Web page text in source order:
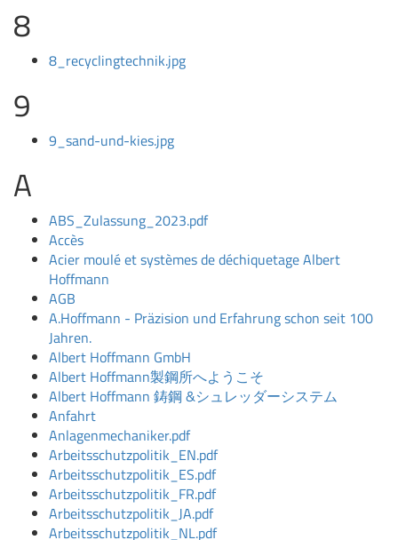
8
8_recyclingtechnik.jpg
9
9_sand-und-kies.jpg
A
ABS_Zulassung_2023.pdf
Accès
Acier moulé et systèmes de déchiquetage Albert
Hoffmann
AGB
A.Hoffmann - Präzision und Erfahrung schon seit 100
Jahren.
Albert Hoffmann GmbH
Albert Hoffmann製鋼所へようこそ
Albert Hoffmann 鋳鋼 &シュレッダーシステム
Anfahrt
Anlagenmechaniker.pdf
Arbeitsschutzpolitik_EN.pdf
Arbeitsschutzpolitik_ES.pdf
Arbeitsschutzpolitik_FR.pdf
Arbeitsschutzpolitik_JA.pdf
Arbeitsschutzpolitik_NL.pdf